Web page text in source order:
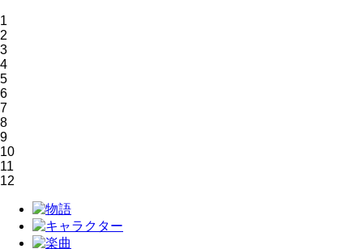
1
2
3
4
5
6
7
8
9
10
11
12